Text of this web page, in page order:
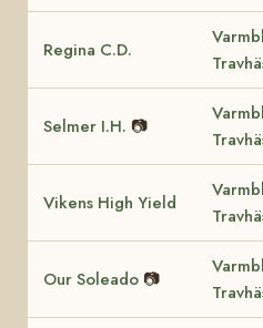
Regina C.D.
Selmer I.H. 📷
Vikens High Yield
Our Soleado 📷